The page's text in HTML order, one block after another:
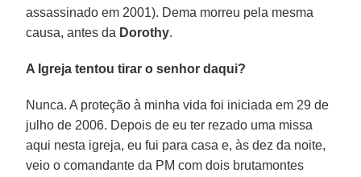
assassinado em 2001). Dema morreu pela mesma
causa, antes da Dorothy.
A Igreja tentou tirar o senhor daqui?
Nunca. A proteção à minha vida foi iniciada em 29 de
julho de 2006. Depois de eu ter rezado uma missa
aqui nesta igreja, eu fui para casa e, às dez da noite,
veio o comandante da PM com dois brutamontes